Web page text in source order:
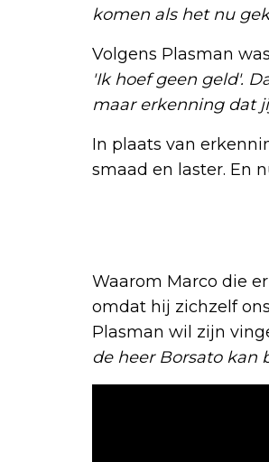
komen als het nu
Volgens Plasman
'Ik hoef geen geld'.
maar erkenning dat
In plaats van
smaad en laster. En
Waarom Marco die
omdat hij zichzelf
Plasman wil zijn
de heer Borsato kan